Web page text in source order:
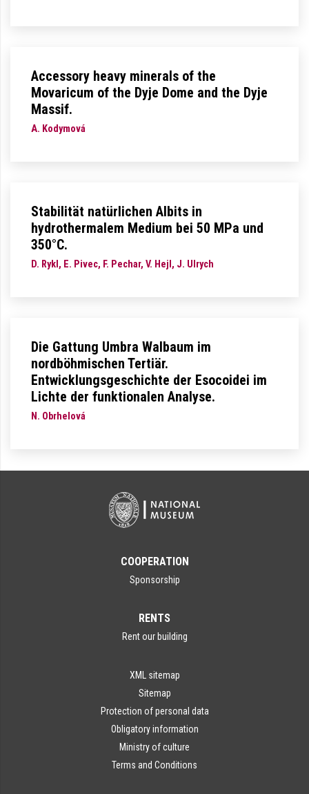
Accessory heavy minerals of the
Movaricum of the Dyje Dome and the Dyje
Massif.
A. Kodymová
Stabilität natürlichen Albits in
hydrothermalem Medium bei 50 MPa und
350°C.
D. Rykl, E. Pivec, F. Pechar, V. Hejl, J. Ulrych
Die Gattung Umbra Walbaum im
nordböhmischen Tertiär.
Entwicklungsgeschichte der Esocoidei im
Lichte der funktionalen Analyse.
N. Obrhelová
COOPERATION
Sponsorship
RENTS
Rent our building
XML sitemap
Sitemap
Protection of personal data
Obligatory information
Ministry of culture
Terms and Conditions